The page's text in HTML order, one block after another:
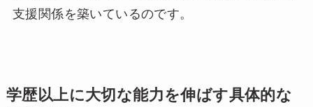
支援関係を築いているのです。
学歴以上に大切な能力を伸ばす具体的な